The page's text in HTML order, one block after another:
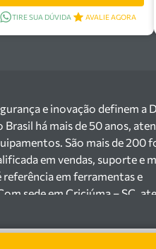
TIRE SUA DÚVIDA AVALIE AGORA
e inovação definem a
há mais de 50 anos,
São mais de 200
em vendas, suporte e
referência em ferramentas e
sede em Criciúma – SC,
parceiros e um estoque com